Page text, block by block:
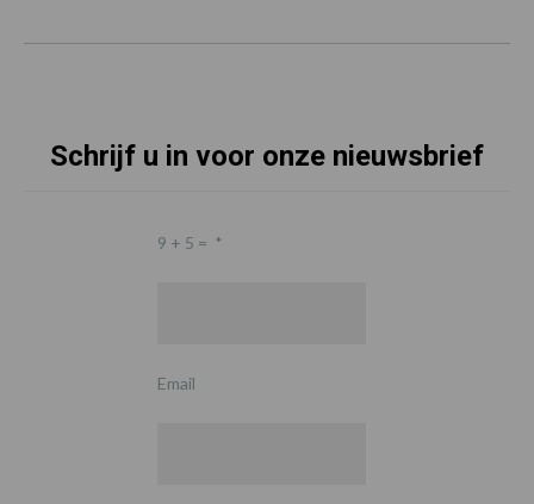
Schrijf u in voor onze nieuwsbrief
9 + 5 = *
Email